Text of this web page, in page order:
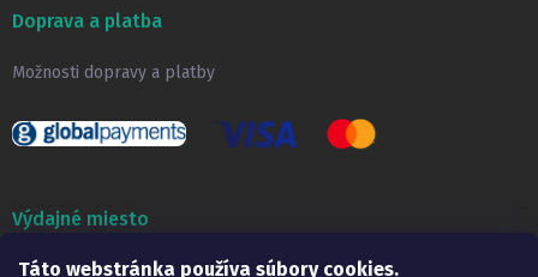
Táto webstránka používa súbory cookies.
Doprava a platba
Možnosti dopravy a platby
Výdajné miesto
Lekáreň ADONAI